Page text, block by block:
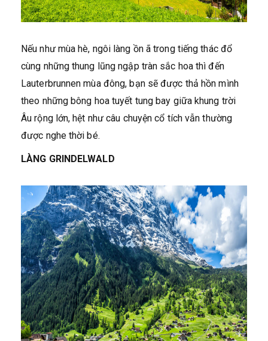
Nếu như mùa hè, ngôi làng ồn ã trong tiếng thác đổ
cùng những thung lũng ngập tràn sắc hoa thì đến
Lauterbrunnen mùa đông, bạn sẽ được thả hồn mình
theo những bông hoa tuyết tung bay giữa khung trời
Âu rộng lớn, hệt như câu chuyện cổ tích vẫn thường
được nghe thời bé.
LÀNG GRINDELWALD